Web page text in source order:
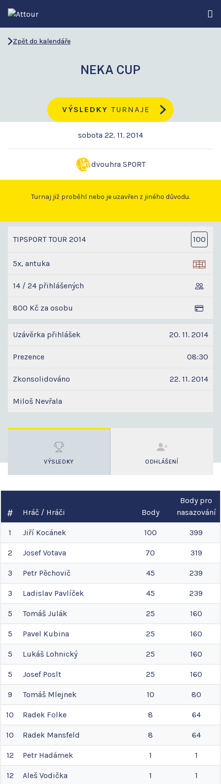
Zpět do kalendáře
NEKA CUP
VÝSLEDKY TURNAJE
sobota 22. 11. 2014
dvouhra SPORT
Turnaj již proběhl nebo je uzavřen z jiného důvodu.
TIPSPORT TOUR 2014 100
5x, antuka
14 / 24 přihlášených
800 Kč za osobu
Uzávěrka přihlášek 20. 11. 2014
Prezence 08:30
Zkonsolidováno 22. 11. 2014
Miloš Nevřala
VÝSLEDKY ODHLÁŠENÍ
Hráč / Hráči Body
Body pro
nasazování
1 Jiří Kocánek 100 399
2 Josef Votava 70 319
3 Petr Pěchovič 45 239
3 Ladislav Pavlíček 45 239
5 Tomáš Julák 25 160
5 Pavel Kubina 25 160
5 Lukáš Lohnický 25 160
5 Josef Poslt 25 160
9 Tomáš Mlejnek 10 80
10 Radek Folke 8 64
10 Radek Mansfeld 8 64
12 Petr Hadámek 1 1
12 Aleš Vodička 1 1